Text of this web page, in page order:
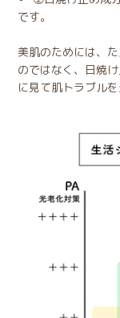
です。
美肌のためには、
のではなく、日焼
に見て肌トラブル